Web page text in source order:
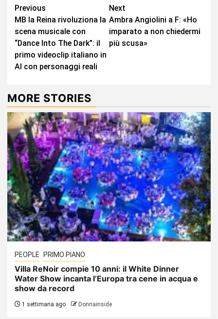
Continue
Reading
Previous
MB la Reina rivoluziona la
scena musicale con
“Dance Into The Dark”: il
primo videoclip italiano in
AI con personaggi reali
Next
Ambra Angiolini a F: «Ho
imparato a non chiedermi
più scusa»
MORE STORIES
PEOPLE PRIMO PIANO
Villa ReNoir compie 10 anni: il White Dinner
Water Show incanta l’Europa tra cene in acqua e
show da record
1 settimana ago Donnainside